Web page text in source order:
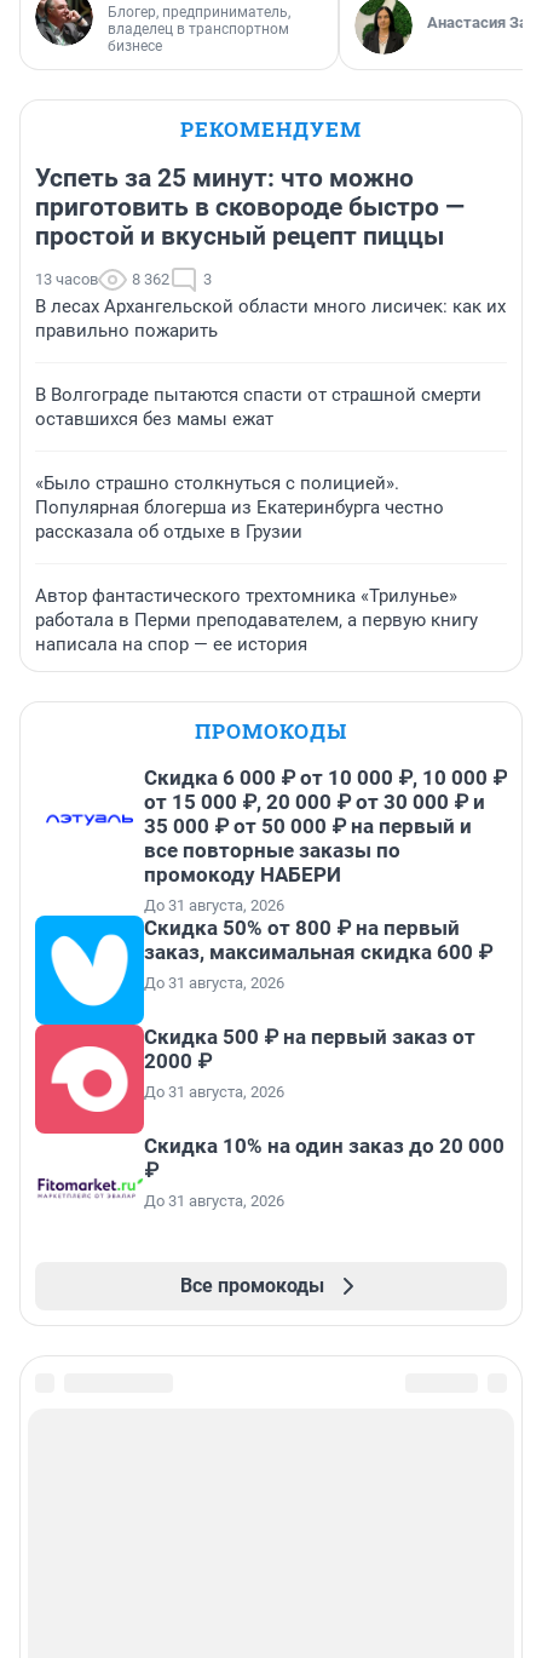
Блогер, предприниматель,
владелец в транспортном
бизнесе
Анастасия
РЕКОМЕНДУЕМ
Успеть за 25 минут: что можно
приготовить в сковороде быстро —
простой и вкусный рецепт пиццы
13 часов 8 362 3
В лесах Архангельской области много лисичек: как их
правильно пожарить
В Волгограде пытаются спасти от страшной смерти
оставшихся без мамы ежат
«Было страшно столкнуться с полицией».
Популярная блогерша из Екатеринбурга честно
рассказала об отдыхе в Грузии
Автор фантастического трехтомника «Трилунье»
работала в Перми преподавателем, а первую книгу
написала на спор — ее история
ПРОМОКОДЫ
Скидка 6 000 ₽ от 10 000 ₽, 10 000 ₽
от 15 000 ₽, 20 000 ₽ от 30 000 ₽ и
35 000 ₽ от 50 000 ₽ на первый и
все повторные заказы по
промокоду НАБЕРИ
До 31 августа, 2026
Скидка 50% от 800 ₽ на первый
заказ, максимальная скидка 600 ₽
До 31 августа, 2026
Скидка 500 ₽ на первый заказ от
2000 ₽
До 31 августа, 2026
Скидка 10% на один заказ до 20 000
₽
До 31 августа, 2026
Все промокоды